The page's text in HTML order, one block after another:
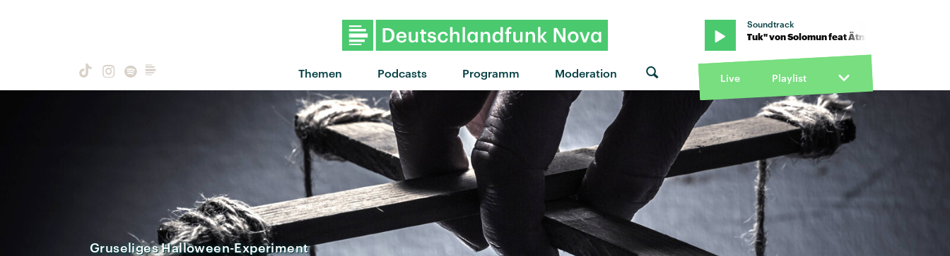
Themen Podcasts Programm Moderation
Soundtrack
"Tuk Tuk" von Solomun feat Ätna · "Tuk Tuk" von Solomun feat Ätna · "Tuk Tuk" von Solomun
Live Playlist
Gruseliges Halloween-Experiment